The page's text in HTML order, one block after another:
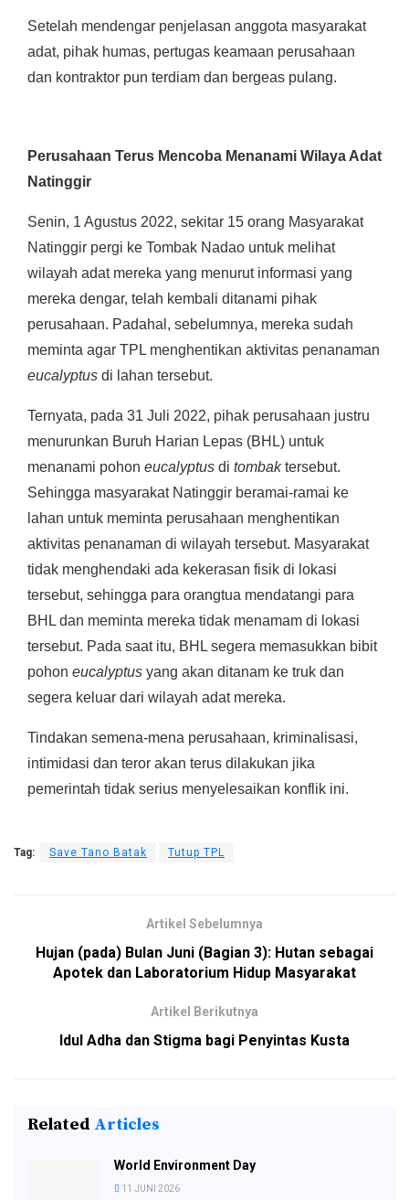
Setelah mendengar penjelasan anggota masyarakat
adat, pihak humas, pertugas keamaan perusahaan
dan kontraktor pun terdiam dan bergeas pulang.
Perusahaan Terus Mencoba Menanami Wilaya Adat
Natinggir
Senin, 1 Agustus 2022, sekitar 15 orang Masyarakat
Natinggir pergi ke Tombak Nadao untuk melihat
wilayah adat mereka yang menurut informasi yang
mereka dengar, telah kembali ditanami pihak
perusahaan. Padahal, sebelumnya, mereka sudah
meminta agar TPL menghentikan aktivitas penanaman
eucalyptus di lahan tersebut.
Ternyata, pada 31 Juli 2022, pihak perusahaan justru
menurunkan Buruh Harian Lepas (BHL) untuk
menanami pohon eucalyptus di tombaktersebut.
Sehingga masyarakat Natinggir beramai-ramai ke
lahan untuk meminta perusahaan menghentikan
aktivitas penanaman di wilayah tersebut. Masyarakat
tidak menghendaki ada kekerasan fisik di lokasi
tersebut, sehingga para orangtua mendatangi para
BHL dan meminta mereka tidak menamam di lokasi
tersebut. Pada saat itu, BHL segera memasukkan bibit
pohon eucalyptus yang akan ditanam ke truk dan
segera keluar dari wilayah adat mereka.
Tindakan semena-mena perusahaan, kriminalisasi,
intimidasi dan teror akan terus dilakukan jika
pemerintah tidak serius menyelesaikan konflik ini.
Tag: Save Tano Batak Tutup TPL
Artikel Sebelumnya
Hujan (pada) Bulan Juni (Bagian 3): Hutan sebagai
Apotek dan Laboratorium Hidup Masyarakat
Artikel Berikutnya
Idul Adha dan Stigma bagi Penyintas Kusta
Related Articles
World Environment Day
11 JUNI 2026